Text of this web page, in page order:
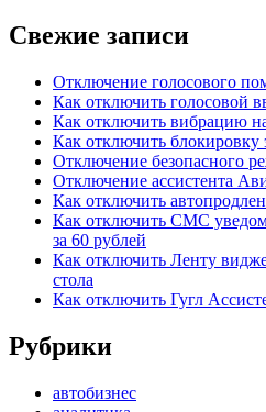
Свежие записи
Отключение голосового
Как отключить голосовой
Как отключить вибрацию
Как отключить блокировку
Отключение безопасного
Отключение ассистента
Как отключить
Как отключить СМС
за 60 рублей
Как отключить Ленту
стола
Как отключить Гугл
Рубрики
автобизнес